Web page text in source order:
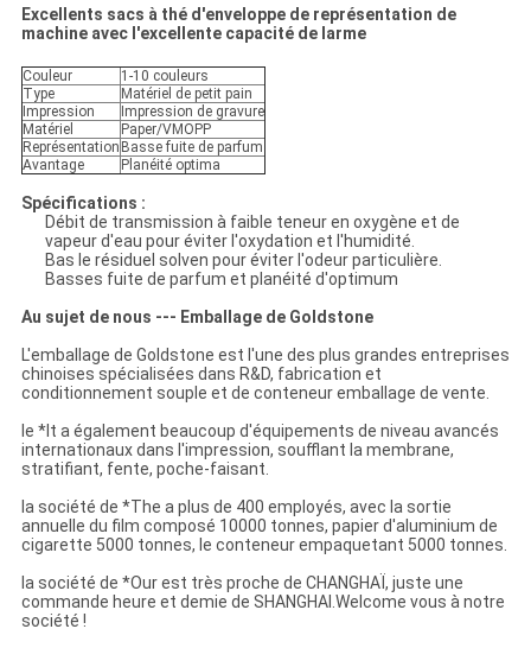
POLITIQUE
DE
CONFIDENTIALITÉ
Excellents sacs à thé d'enveloppe de représentation de
machine avec l'excellente capacité de larme
Couleur
1-10 couleurs
Type
Matériel de petit pain
Impression
Impression de gravure
Matériel
Paper/VMOPP
Représentation Basse fuite de parfum
Avantage
Planéité optima
Spécifications :
Débit de transmission à faible teneur en oxygène et de
vapeur d'eau pour éviter l'oxydation et l'humidité.
Bas le résiduel solven pour éviter l'odeur particulière.
Basses fuite de parfum et planéité d'optimum
Au sujet de nous --- Emballage de Goldstone
L'emballage de Goldstone est l'une des plus grandes entreprises
chinoises spécialisées dans R&D, fabrication et
conditionnement souple et de conteneur emballage de vente.
le *It a également beaucoup d'équipements de niveau avancés
internationaux dans l'impression, soufflant la membrane,
stratifiant, fente, poche-faisant.
la société de *The a plus de 400 employés, avec la sortie
annuelle du film composé 10000 tonnes, papier d'aluminium de
cigarette 5000 tonnes, le conteneur empaquetant 5000 tonnes.
la société de *Our est très proche de CHANGHAÏ, juste une
commande heure et demie de SHANGHAI.Welcome vous à notre
société !